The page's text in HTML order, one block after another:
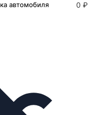
автомобиля 0 ₽